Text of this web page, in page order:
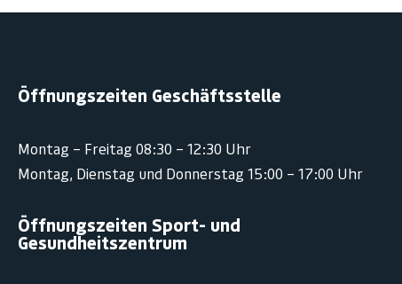
Öffnungszeiten Geschäftsstelle
Montag – Freitag 08:30 – 12:30 Uhr
Montag, Dienstag und Donnerstag 15:00 – 17:00 Uhr
Öffnungszeiten Sport- und
Gesundheitszentrum